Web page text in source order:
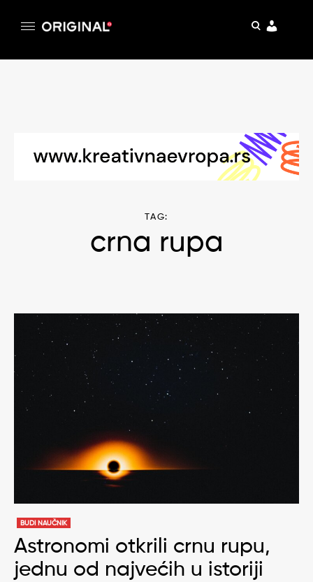
pretraga
TAG:
crna rupa
BUDI NAUČNIK
Astronomi otkrili crnu rupu,
jednu od najvećih u istoriji